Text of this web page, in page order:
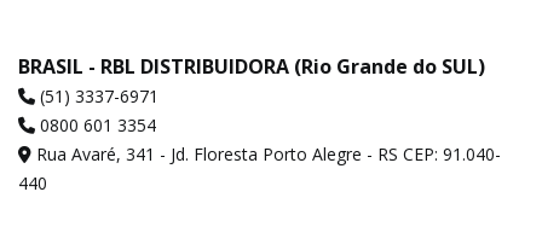
BRASIL - RBL DISTRIBUIDORA (Rio Grande do SUL)
(51) 3337-6971
0800 601 3354
Rua Avaré, 341 - Jd. Floresta Porto Alegre - RS CEP: 91.040-
440